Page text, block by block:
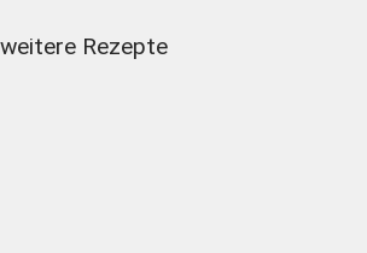
weitere Rezepte